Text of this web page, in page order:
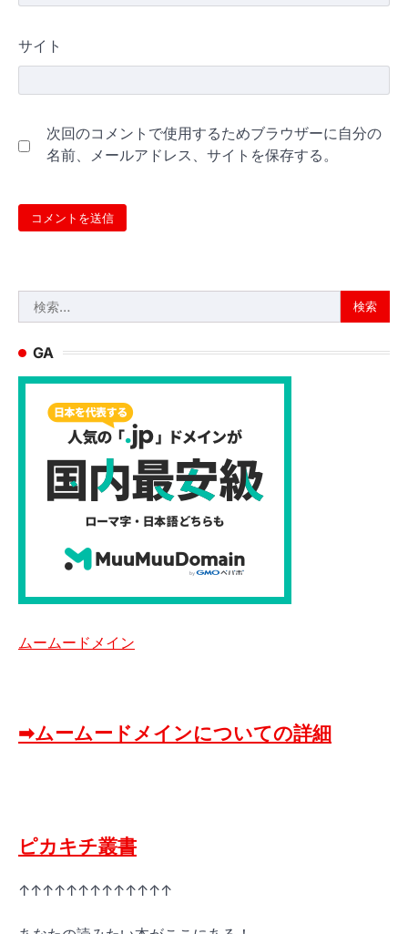
サイト
次回のコメントで使用するためブラウザーに自分の
名前、メールアドレス、サイトを保存する。
索:
GA
ムームードメイン
➡ムームードメインについての詳細
ピカキチ叢書
↑↑↑↑↑↑↑↑↑↑↑↑↑